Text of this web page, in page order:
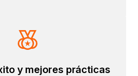
y mejores prácticas